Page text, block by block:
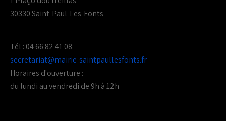
30330 Saint-Paul-Les-Fonts
Tél : 04 66 82 41 08
secretariat@mairie-saintpaullesfonts.fr
Horaires d'ouverture :
du lundi au vendredi de 9h à 12h